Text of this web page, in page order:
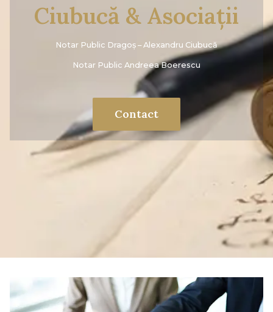
Ciubucă & Asociații
Notar Public Dragoș – Alexandru Ciubucă
Notar Public Andreea Boerescu
Contact